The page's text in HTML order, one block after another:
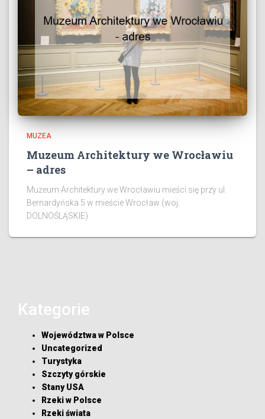
MUZEA
Muzeum Architektury we Wrocławiu
– adres
Muzeum Architektury we Wrocławiu mieści się przy ul.
Bernardyńska 5 w mieście Wrocław (woj.
DOLNOŚLĄSKIE)
Kategorie
Województwa w Polsce
Uncategorized
Turystyka
Szczyty górskie
Stany USA
Rzeki w Polsce
Rzeki świata